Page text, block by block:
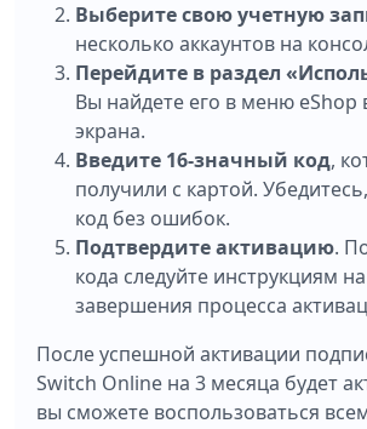
Выберите свою учетную
несколько аккаунтов на
Перейдите в раздел
Вы найдете его в меню eShop
экрана.
Введите 16-значный код,
получили с картой.
код без ошибок.
Подтвердите активацию.
кода следуйте инструкциям
завершения процесса
После успешной активации
Switch Online на 3 месяца будет
вы сможете воспользоваться